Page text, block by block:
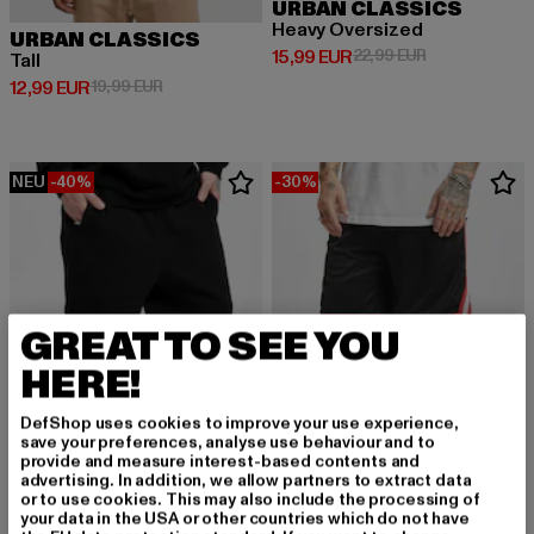
URBAN CLASSICS
Tall
12,99 EUR
Derzeitiger Preis: 12,99 EUR
19,99 EURAktionspreis: 19,99 EUR
URBAN CLASSICS
Heavy Oversized
15,99 EUR
Derzeitiger Preis: 15,99 EUR
22,99 EURAktionspreis:
NEU -40% -30%
URBAN CLASSICS
GREAT TO SEE YOU
HERE!
DefShop uses cookies to improve your use experience,
save your preferences, analyse use behaviour and to
provide and measure interest-based contents and
advertising. In addition, we allow partners to extract data
or to use cookies. This may also include the processing of
your data in the USA or other countries which do not have